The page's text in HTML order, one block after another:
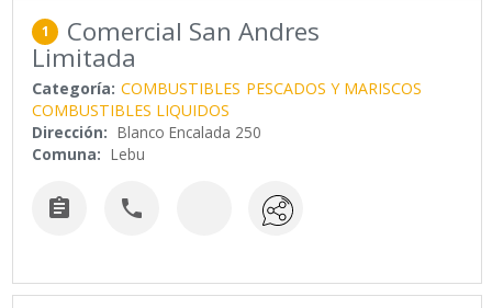
1 Comercial San Andres
Limitada
Categoría: COMBUSTIBLES PESCADOS Y MARISCOS
COMBUSTIBLES LIQUIDOS
Dirección: Blanco Encalada 250
Comuna: Lebu
 